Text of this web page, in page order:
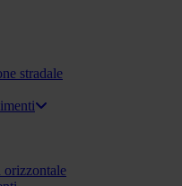
stradale
orizzontale